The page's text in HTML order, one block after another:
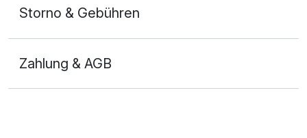
Storno & Gebühren
Zahlung & AGB